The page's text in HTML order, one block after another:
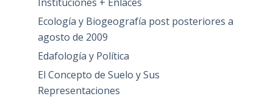
Ecología y Biogeografía post posteriores a
agosto de 2009
Edafología y Política
El Concepto de Suelo y Sus
Representaciones